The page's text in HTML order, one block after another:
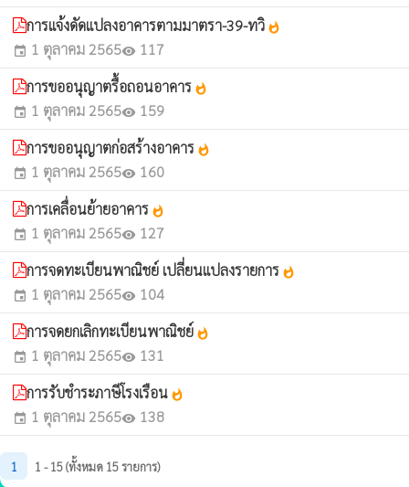
การแจ้งดัดแปลงอาคารตามมาตรา-39-ทวิ whatshot
event 1 ตุลาคม 2565visibility 117
การขออนุญาตรื้อถอนอาคาร whatshot
event 1 ตุลาคม 2565visibility 159
การขออนุญาตก่อสร้างอาคาร whatshot
event 1 ตุลาคม 2565visibility 160
การเคลื่อนย้ายอาคาร whatshot
event 1 ตุลาคม 2565visibility 127
การจดทะเบียนพาณิชย์ เปลี่ยนแปลงรายการ whatshot
event 1 ตุลาคม 2565visibility 104
การจดยกเลิกทะเบียนพาณิชย์ whatshot
event 1 ตุลาคม 2565visibility 131
การรับชำระภาษีโรงเรือน whatshot
event 1 ตุลาคม 2565visibility 138
1 1 - 15 (ทั้งหมด 15 รายการ)